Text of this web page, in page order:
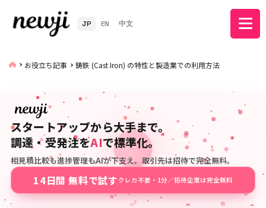
JP EN 中文
お役立ち記事 鋳鉄 (Cast Iron) の特性と製造業での利用方法
スタートアップから大手まで。
調達・受発注をAIで標準化。
相見積比較も進捗管理もAIが下支え。取引先は招待で完全無料。
14日間 無料で試す クレカ不要・1分／招待企業は完全無料